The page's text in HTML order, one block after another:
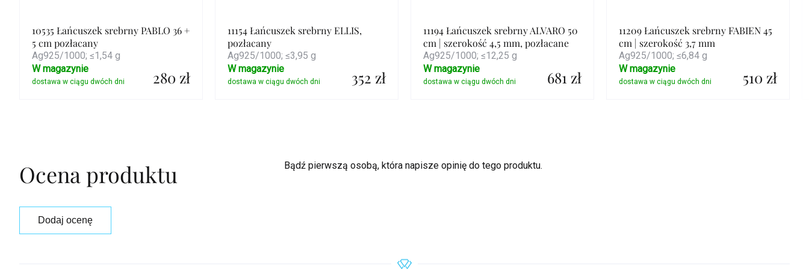
10535 Łańcuszek srebrny PABLO 36 +
5 cm pozłacany
Ag925/1000; ≤1,54 g
280 zł
W magazynie
11154 Łańcuszek srebrny ELLIS,
pozłacany
Ag925/1000; ≤3,95 g
352 zł
W magazynie
11194 Łańcuszek srebrny ALVARO 50
cm | szerokość 4,5 mm, pozłacane
Ag925/1000; ≤12,25 g
681 zł
W magazynie
11209 Łańcuszek srebrny FABIEN 45
cm | szerokość 3,7 mm
Ag925/1000; ≤6,84 g
510 zł
W magazynie
Ocena produktu Bądź pierwszą osobą, która napisze opinię do tego produktu.
Dodaj ocenę